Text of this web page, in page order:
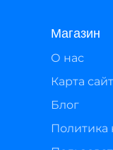
Магазин
О нас
Карта
Блог
Политика